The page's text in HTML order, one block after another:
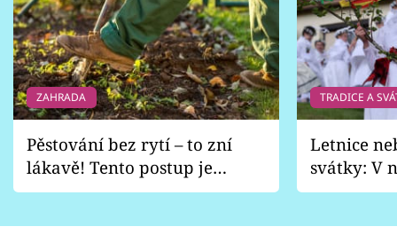
ZAHRADA
Pěstování bez rytí – to zní
lákavě! Tento postup je
vhodný jen pro některé
TRADICE A
Letnice
svátky: V
pondělí